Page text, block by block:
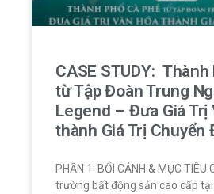
CASE STUDY: Thành
từ Tập Đoàn Trung
Legend – Đưa Giá Trị
thành Giá Trị Chuyển
PHẦN 1: BỐI CẢNH & MỤC TIÊU
trường bất động sản cao cấp